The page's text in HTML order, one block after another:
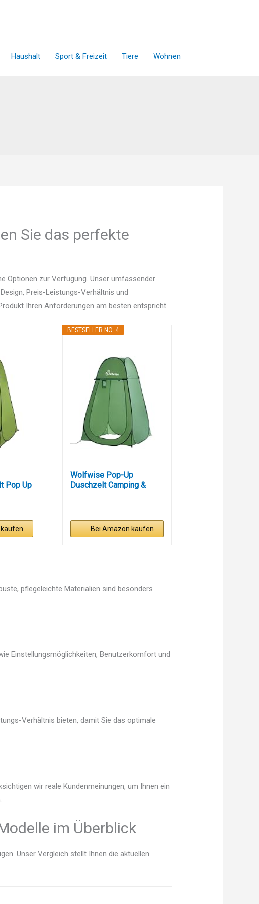
Haushalt Sport & Freizeit Tiere Wohnen
Sie das perfekte
Optionen zur Verfügung. Unser umfassender
Preis-Leistungs-Verhältnis und
Ihren Anforderungen am besten entspricht.
Pop Up
BESTSELLER NO. 4
Wolfwise Pop-Up
Duschzelt Camping &
Bei Amazon kaufen
pflegeleichte Materialien sind besonders
Einstellungsmöglichkeiten, Benutzerkomfort und
Verhältnis bieten, damit Sie das optimale
wir reale Kundenmeinungen, um Ihnen ein
im Überblick
Unser Vergleich stellt Ihnen die aktuellen